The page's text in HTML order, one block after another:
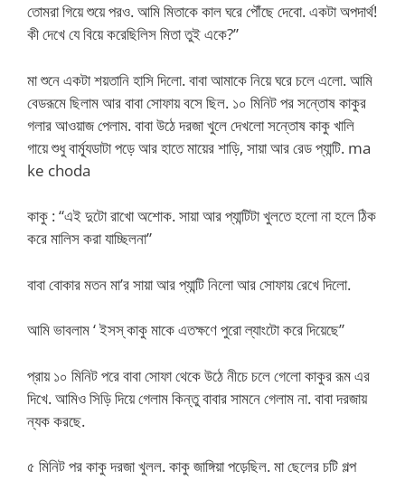
তোমরা গিয়ে শুয়ে পরও. আমি মিতাকে কাল ঘরে পৌঁছে দেবো. একটা অপদার্থ!
কী দেখে যে বিয়ে করেছিলিস মিতা তুই একে?”
মা শুনে একটা শয়তানি হাসি দিলো. বাবা আমাকে নিয়ে ঘরে চলে এলো. আমি
বেডরূমে ছিলাম আর বাবা সোফায় বসে ছিল. ১০ মিনিট পর সন্তোষ কাকুর
গলার আওয়াজ পেলাম. বাবা উঠে দরজা খুলে দেখলো সন্তোষ কাকু খালি
গায়ে শুধু বার্ম্যূডাটা পড়ে আর হাতে মায়ের শাড়ি, সায়া আর রেড প্যান্টি. ma
ke choda
কাকু : “এই দুটো রাখো অশোক. সায়া আর প্যান্টিটা খুলতে হলো না হলে ঠিক
করে মালিস করা যাচ্ছিলনা”
বাবা বোকার মতন মা’র সায়া আর প্যান্টি নিলো আর সোফায় রেখে দিলো.
আমি ভাবলাম ‘ ইসস্ কাকু মাকে এতক্ষণে পুরো ল্যাংটো করে দিয়েছে”
প্রায় ১০ মিনিট পরে বাবা সোফা থেকে উঠে নীচে চলে গেলো কাকুর রূম এর
দিখে. আমিও সিড়ি দিয়ে গেলাম কিন্তু বাবার সামনে গেলাম না. বাবা দরজায়
ন্যক করছে.
৫ মিনিট পর কাকু দরজা খুলল. কাকু জাঙ্গিয়া পড়েছিল. মা ছেলের চটি গল্প